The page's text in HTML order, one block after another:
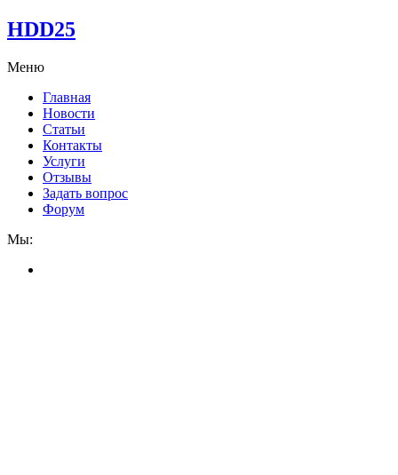
HDD25
Меню
Главная
Новости
Статьи
Контакты
Услуги
Отзывы
Задать вопрос
Форум
Мы: